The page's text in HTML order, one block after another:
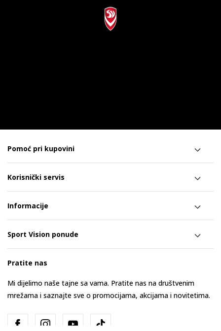
Pomoć pri kupovini
Korisnički servis
Informacije
Sport Vision ponude
Pratite nas
Mi dijelimo naše tajne sa vama. Pratite nas na društvenim
mrežama i saznajte sve o promocijama, akcijama i novitetima.